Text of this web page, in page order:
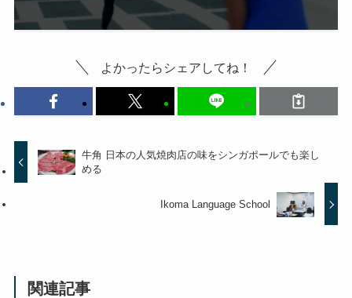
よかったらシェアしてね！
牛角 日本の人気焼肉店の味をシンガポールでも楽し
める
Ikoma Language School
関連記事